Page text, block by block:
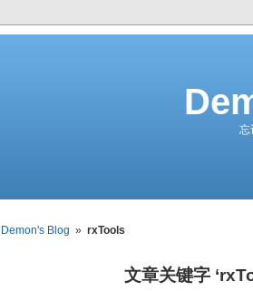
忘
Demon's Blog » rxTools
文章关键字